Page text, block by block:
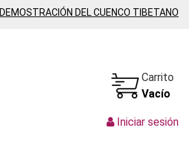
DEMOSTRACIÓN DEL CUENCO TIBETANO
Carrito
Vacío
Iniciar sesión